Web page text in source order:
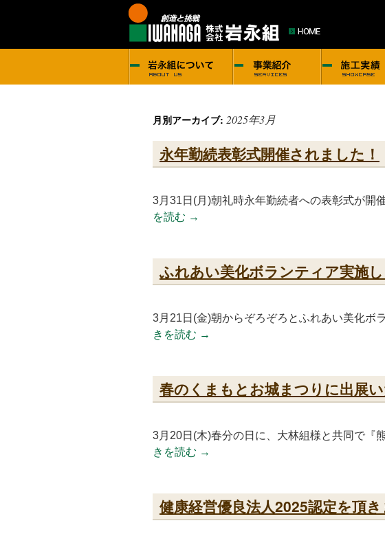
月別アーカイブ: 2025年3月
永年勤続表彰式開催されました！
3月31日(月)朝礼時永年勤続者への表彰式が開
を読む →
ふれあい美化ボランティア実施し
3月21日(金)朝からぞろぞろとふれあい美化ボ
きを読む →
春のくまもとお城まつりに出展
3月20日(木)春分の日に、大林組様と共同で『
きを読む →
健康経営優良法人2025認定を頂き